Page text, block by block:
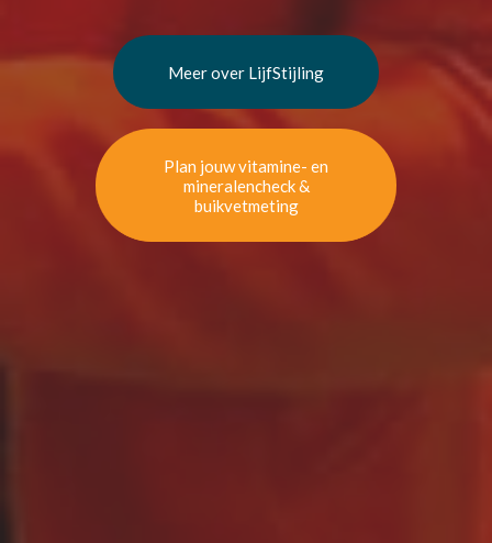
Meer over LijfStijling
Plan jouw vitamine- en
mineralencheck &
buikvetmeting